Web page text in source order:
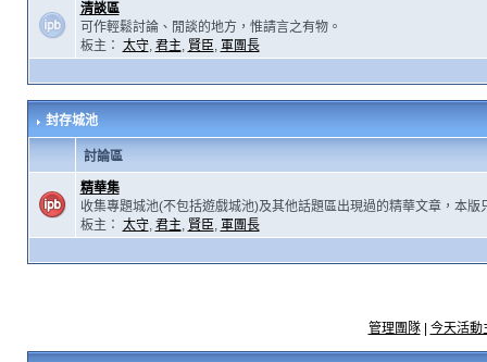
清談區
可作輕鬆討論、閒談的地方，惟請言之有物。
板主： 太守, 君主, 賢臣, 軍團長
封存城池
討論區
精華集
收集專題城池(不包括遊戲城池)及其他話題區出現過的精華文章，本版
板主： 太守, 君主, 賢臣, 軍團長
管理團隊| 今天活動